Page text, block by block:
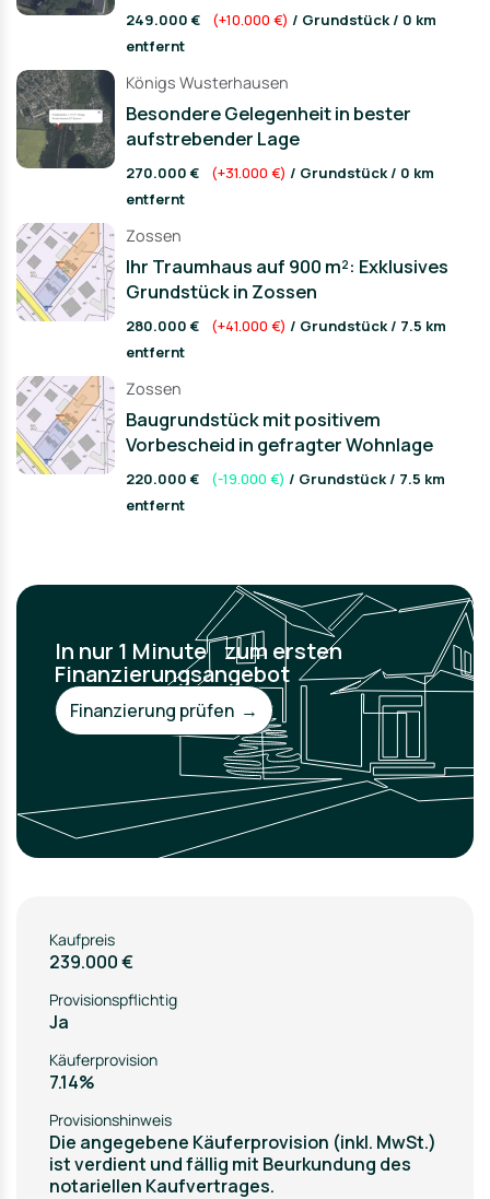
249.000 € (+10.000 €) / Grundstück / 0 km
entfernt
Königs Wusterhausen
Besondere Gelegenheit in bester
aufstrebender Lage
270.000 € (+31.000 €) / Grundstück / 0 km
entfernt
Zossen
Ihr Traumhaus auf 900 m²: Exklusives
Grundstück in Zossen
280.000 € (+41.000 €) / Grundstück / 7.5 km
entfernt
Zossen
Baugrundstück mit positivem
Vorbescheid in gefragter Wohnlage
220.000 € (-19.000 €) / Grundstück / 7.5 km
entfernt
In nur 1 Minute zum ersten
Finanzierungsangebot
Finanzierung prüfen →
Kaufpreis
239.000 €
Provisionspflichtig
Ja
Käuferprovision
7.14%
Provisionshinweis
Die angegebene Käuferprovision (inkl. MwSt.)
ist verdient und fällig mit Beurkundung des
notariellen Kaufvertrages.